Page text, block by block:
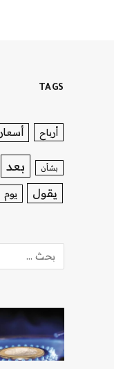
TAGS
أرباح أسعار
بشأن بعد
يقول يوم